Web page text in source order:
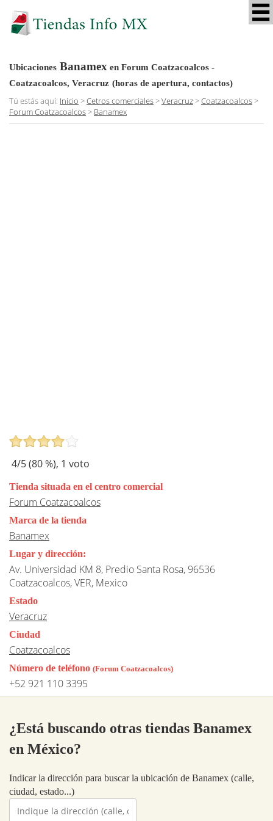
Ubicaciones Banamex en Forum Coatzacoalcos -
Coatzacoalcos, Veracruz (horas de apertura, contactos)
Tú estás aquí: Inicio >Cetros comerciales>Veracruz>Coatzacoalcos>
Forum Coatzacoalcos> Banamex
4/5 (80%), 1 voto
Tienda situada en el centro comercial
Forum Coatzacoalcos
Marca de la tienda
Banamex
Lugar y dirección:
Av. Universidad KM 8, Predio Santa Rosa, 96536
Coatzacoalcos, VER, Mexico
Estado
Veracruz
Ciudad
Coatzacoalcos
Número de teléfono (Forum Coatzacoalcos)
+52 921 110 3395
¿Está buscando otras tiendas Banamex
en México?
Indicar la dirección para buscar la ubicación de Banamex (calle,
ciudad, estado...)